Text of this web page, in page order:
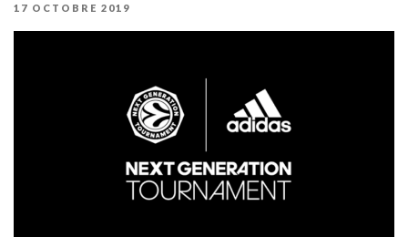
PUBLIÉ
17 OCTOBRE 2019